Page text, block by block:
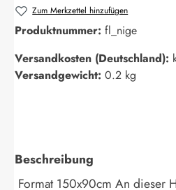
Zum Merkzettel hinzufügen
Produktnummer: fl_nige
Versandkosten (Deutschland):
Versandgewicht: 0.2 kg
Beschreibung
Format 150x90cm An dieser